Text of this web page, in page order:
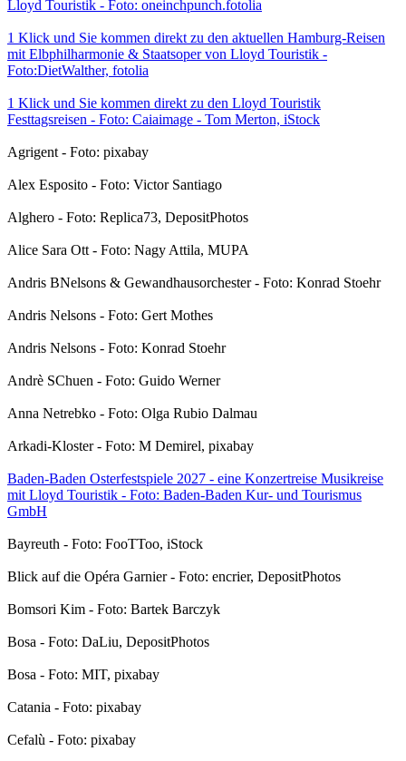
Lloyd Touristik - Foto: oneinchpunch.fotolia
1 Klick und Sie kommen direkt zu den aktuellen Hamburg-Reisen
mit Elbphilharmonie & Staatsoper von Lloyd Touristik -
Foto:DietWalther, fotolia
1 Klick und Sie kommen direkt zu den Lloyd Touristik
Festtagsreisen - Foto: Caiaimage - Tom Merton, iStock
Agrigent - Foto: pixabay
Alex Esposito - Foto: Victor Santiago
Alghero - Foto: Replica73, DepositPhotos
Alice Sara Ott - Foto: Nagy Attila, MUPA
Andris BNelsons & Gewandhausorchester - Foto: Konrad Stoehr
Andris Nelsons - Foto: Gert Mothes
Andris Nelsons - Foto: Konrad Stoehr
Andrè SChuen - Foto: Guido Werner
Anna Netrebko - Foto: Olga Rubio Dalmau
Arkadi-Kloster - Foto: M Demirel, pixabay
Baden-Baden Osterfestspiele 2027 - eine Konzertreise Musikreise
mit Lloyd Touristik - Foto: Baden-Baden Kur- und Tourismus
GmbH
Bayreuth - Foto: FooTToo, iStock
Blick auf die Opéra Garnier - Foto: encrier, DepositPhotos
Bomsori Kim - Foto: Bartek Barczyk
Bosa - Foto: DaLiu, DepositPhotos
Bosa - Foto: MIT, pixabay
Catania - Foto: pixabay
Cefalù - Foto: pixabay